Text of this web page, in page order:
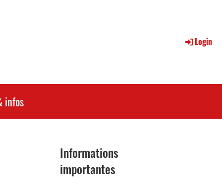
Login
infos
Informations
importantes